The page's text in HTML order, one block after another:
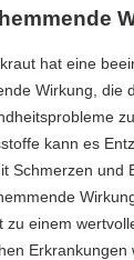
hat eine
Wirkung, die
kann es
Schmerzen und
zu einem
Erkrankungen